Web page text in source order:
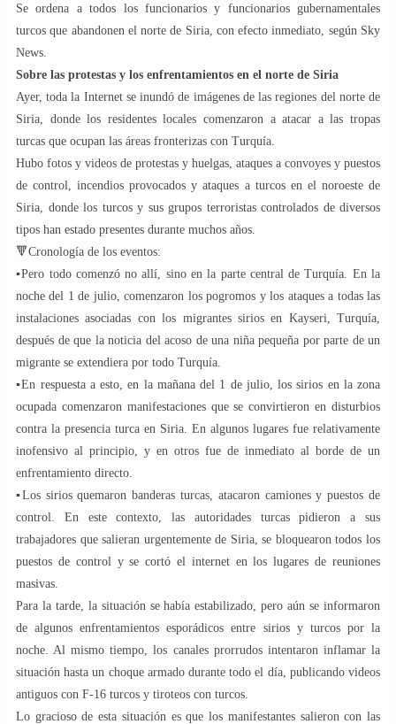
Se ordena a todos los funcionarios y funcionarios gubernamentales
turcos que abandonen el norte de Siria, con efecto inmediato, según Sky
News.
Sobre las protestas y los enfrentamientos en el norte de Siria
Ayer, toda la Internet se inundó de imágenes de las regiones del norte de
Siria, donde los residentes locales comenzaron a atacar a las tropas
turcas que ocupan las áreas fronterizas con Turquía.
Hubo fotos y videos de protestas y huelgas, ataques a convoyes y puestos
de control, incendios provocados y ataques a turcos en el noroeste de
Siria, donde los turcos y sus grupos terroristas controlados de diversos
tipos han estado presentes durante muchos años.
🔻Cronología de los eventos:
▪️Pero todo comenzó no allí, sino en la parte central de Turquía. En la
noche del 1 de julio, comenzaron los pogromos y los ataques a todas las
instalaciones asociadas con los migrantes sirios en Kayseri, Turquía,
después de que la noticia del acoso de una niña pequeña por parte de un
migrante se extendiera por todo Turquía.
▪️En respuesta a esto, en la mañana del 1 de julio, los sirios en la zona
ocupada comenzaron manifestaciones que se convirtieron en disturbios
contra la presencia turca en Siria. En algunos lugares fue relativamente
inofensivo al principio, y en otros fue de inmediato al borde de un
enfrentamiento directo.
▪️Los sirios quemaron banderas turcas, atacaron camiones y puestos de
control. En este contexto, las autoridades turcas pidieron a sus
trabajadores que salieran urgentemente de Siria, se bloquearon todos los
puestos de control y se cortó el internet en los lugares de reuniones
masivas.
Para la tarde, la situación se había estabilizado, pero aún se informaron
de algunos enfrentamientos esporádicos entre sirios y turcos por la
noche. Al mismo tiempo, los canales prorrudos intentaron inflamar la
situación hasta un choque armado durante todo el día, publicando videos
antiguos con F-16 turcos y tiroteos con turcos.
Lo gracioso de esta situación es que los manifestantes salieron con las